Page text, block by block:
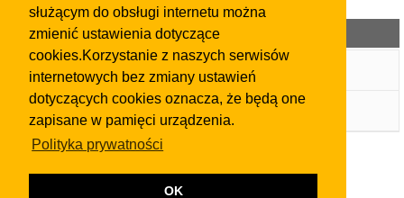
służącym do obsługi internetu można
zmienić ustawienia dotyczące
cookies.Korzystanie z naszych serwisów
internetowych bez zmiany ustawień
dotyczących cookies oznacza, że będą one
zapisane w pamięci urządzenia.
Polityka prywatności
OK
Kategorie ogłoszeń
Wpis w Katalogu Firm
Ogłoszenia